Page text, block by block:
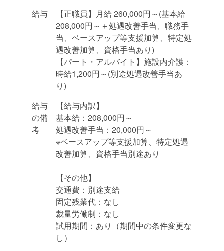
給与
【正職員】月給 260,000円～(基本給
208,000円～＋処遇改善手当、職務手
当、ベースアップ等支援加算、特定処
遇改善加算、資格手当あり)
【パート・アルバイト】施設内介護：
時給1,200円～(別途処遇改善手当あ
り)
給与
の備
考
【給与内訳】
基本給：208,000円～
処遇改善手当：20,000円～
※ベースアップ等支援加算、特定処遇
改善加算、資格手当別途あり
【その他】
交通費：別途支給
固定残業代：なし
裁量労働制：なし
試用期間：あり（期間中の条件変更な
し）